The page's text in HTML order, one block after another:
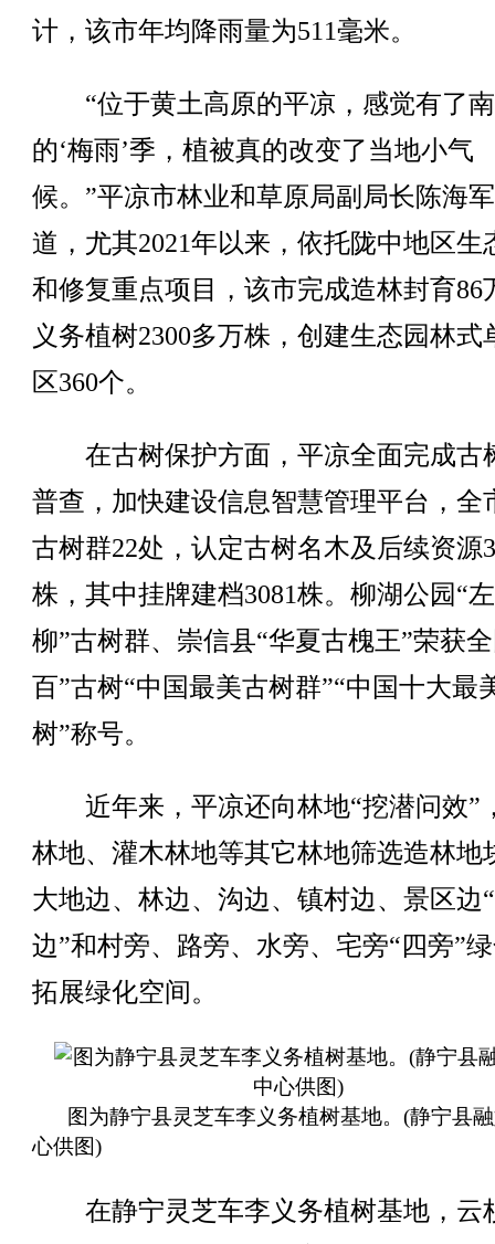
计，该市年均降雨量为511毫米。
“位于黄土高原的平凉，感觉有了
的‘梅雨’季，植被真的改变了当地小气
候。”平凉市林业和草原局副局长陈海
道，尤其2021年以来，依托陇中地区生
和修复重点项目，该市完成造林封育86
义务植树2300多万株，创建生态园林式
区360个。
在古树保护方面，平凉全面完成古
普查，加快建设信息智慧管理平台，全
古树群22处，认定古树名木及后续资源
株，其中挂牌建档3081株。柳湖公园“
柳”古树群、崇信县“华夏古槐王”荣获
百”古树“中国最美古树群”“中国十大最
树”称号。
近年来，平凉还向林地“挖潜问效”
林地、灌木林地等其它林地筛选造林地
大地边、林边、沟边、镇村边、景区边
边”和村旁、路旁、水旁、宅旁“四旁”
拓展绿化空间。
图为静宁县灵芝车李义务植树基地。(静宁县
心供图)
在静宁灵芝车李义务植树基地，云